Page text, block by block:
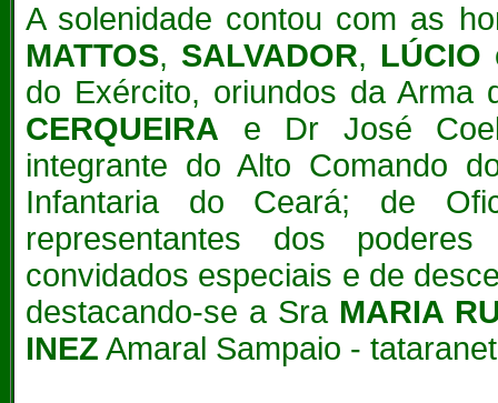
A solenidade contou com as
MATTOS, SALVADOR, LÚCIO
do Exército, oriundos da Arma
CERQUEIRA e Dr José
integrante do Alto Comando
Infantaria do Ceará; de
representantes dos
convidados especiais e de
destacando-se a Sra MARIA
INEZ Amaral Sampaio -